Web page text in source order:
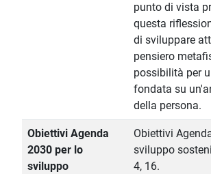
punto di vista
questa
di sviluppare
pensiero
possibilità per
fondata su
della persona.
Obiettivi Agenda
2030 per lo
sviluppo
Obiettivi
sviluppo
4, 16.